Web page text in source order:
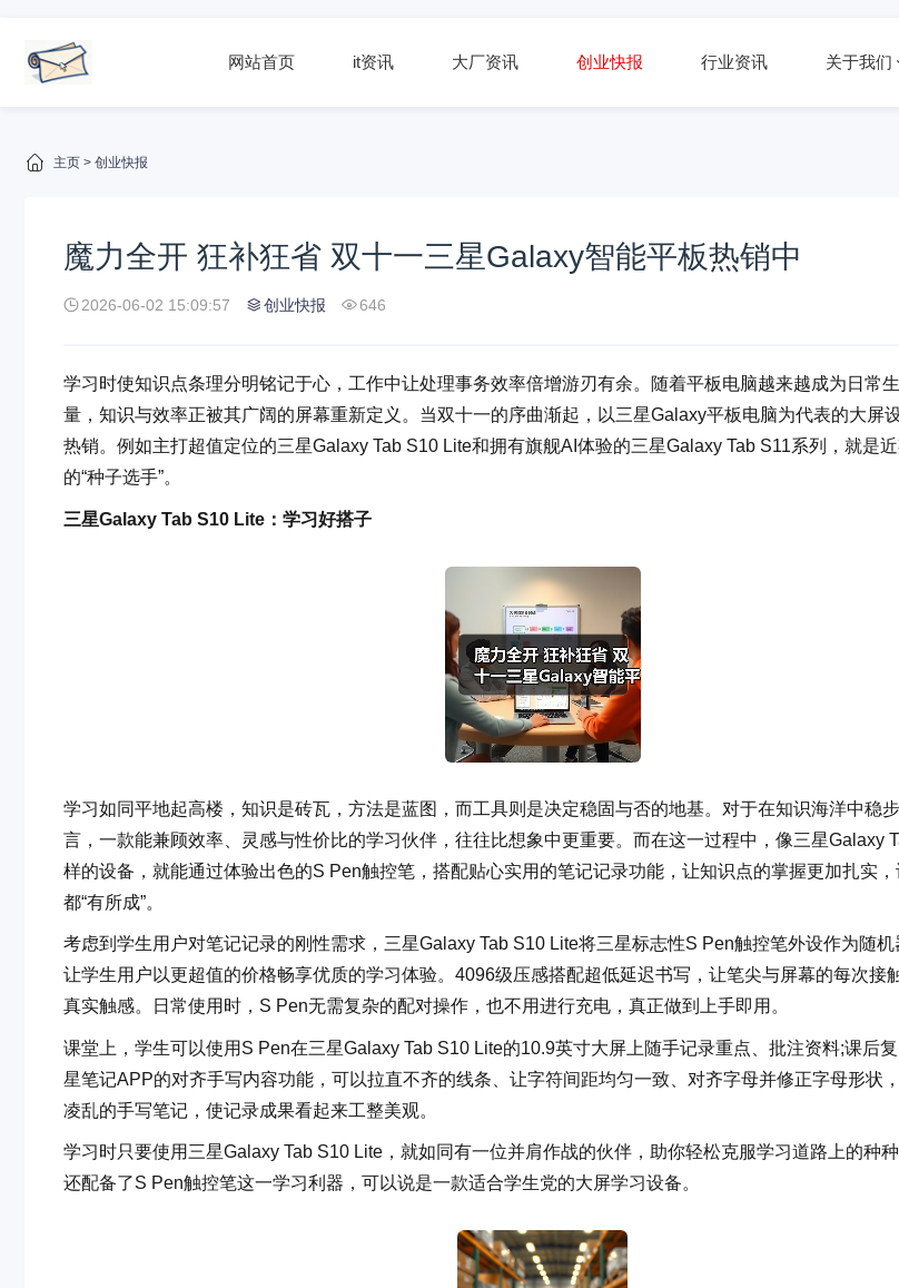
网站首页 it资讯 大厂资讯 创业快报 行业资讯 关于我们
主页 > 创业快报
魔力全开 狂补狂省 双十一三星Galaxy智能平板热销中
2026-06-02 15:09:57 创业快报 646
学习时使知识点条理分明铭记于心，工作中让处理事务效率倍增游刃有余。随着平板电脑越来越成为日常
量，知识与效率正被其广阔的屏幕重新定义。当双十一的序曲渐起，以三星Galaxy平板电脑为代表的大屏
热销。例如主打超值定位的三星Galaxy Tab S10 Lite和拥有旗舰AI体验的三星Galaxy Tab S11系列，就是
的“种子选手”。
三星Galaxy Tab S10 Lite ：学习好搭子
学习如同平地起高楼，知识是砖瓦，方法是蓝图，而工具则是决定稳固与否的地基。对于在知识海洋中稳
言，一款能兼顾效率、灵感与性价比的学习伙伴，往往比想象中更重要。而在这一过程中，像三星Galaxy
样的设备，就能通过体验出色的S Pen触控笔，搭配贴心实用的笔记记录功能，让知识点的掌握更加扎实，
都“有所成”。
考虑到学生用户对笔记记录的刚性需求，三星Galaxy Tab S10 Lite将三星标志性S Pen触控笔外设作为随机
让学生用户以更超值的价格畅享优质的学习体验。4096级压感搭配超低延迟书写，让笔尖与屏幕的每次接
真实触感。日常使用时，S Pen无需复杂的配对操作，也不用进行充电，真正做到上手即用。
课堂上，学生可以使用S Pen在三星Galaxy Tab S10 Lite的10.9英寸大屏上随手记录重点、批注资料;课后
星笔记APP的对齐手写内容功能，可以拉直不齐的线条、让字符间距均匀一致、对齐字母并修正字母形状
凌乱的手写笔记，使记录成果看起来工整美观。
学习时只要使用三星Galaxy Tab S10 Lite，就如同有一位并肩作战的伙伴，助你轻松克服学习道路上的种
还配备了S Pen触控笔这一学习利器，可以说是一款适合学生党的大屏学习设备。